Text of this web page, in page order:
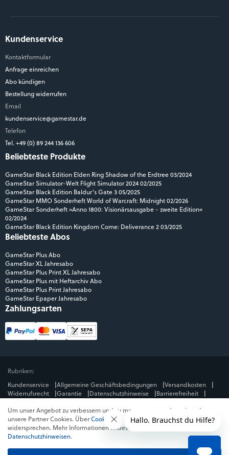
Kundenservice
Kontaktformular
Anfrage einreichen
Abo kündigen
Bestellung widerrufen
Email
kundenservice@gamestar.de
Telefon
Tel. +49 (0) 89 244 136 606
Beliebteste Produkte
GameStar Black Edition Elden Ring Shadow of the Erdtree 03/2024
GameStar Simulator-Welt Flight Simulator 2024 02/2025
GameStar Black Edition Baldur's Gate 3 05/2025
GameStar MMO Sonderheft World of Warcraft: Midnight 02/2026
GameStar Sonderheft »Anno 1800: Visionärsausgabe - zweite Edition«
02/2024
GameStar Black Edition Kingdom Come: Deliverance 2 03/2025
Beliebteste Abos
GameStar Plus Abo
GameStar XL Jahresabo
GameStar Plus Print XL Jahresabo
GameStar Plus mit Heftarchiv Abo
GameStar Plus Print Jahresabo
GameStar Epaper Jahresabo
Zahlungsarten
Rubriken:
Kundenservice
Allgemeine Geschäftsbedingungen
Versandkosten
Widerrufsrecht
Garantie Datenschutzhinweise
Barrierefreiheit
Mediengruppe:
GameStar
GamePro MeinMMO Get Hero
Jeuxvideo.com
© Webedia - alle Rechte vorbehalten
* Alle Preise enthalten die jeweilige Mehrwertsteuer. Gegebenenfalls fallen
Um unser Angebot zu verbessern und zu messen, verwenden wir und
unsere Partner Cookies. ÜberCookies ablehnenkannst du dem
widersprechen. Mehr Informationen findest du in unseren
Datenschutzhinweisen.